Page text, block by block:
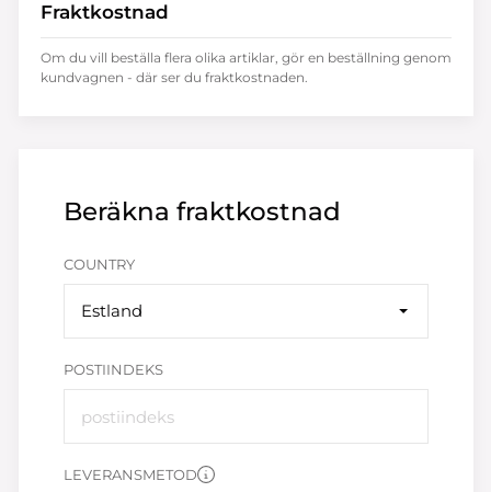
Beräkna fraktkostnad
COUNTRY
Estland
POSTIINDEKS
LEVERANSMETOD
Fraktkostnad
Om du vill beställa flera olika artiklar, gör en beställning genom
kundvagnen - där ser du fraktkostnaden.